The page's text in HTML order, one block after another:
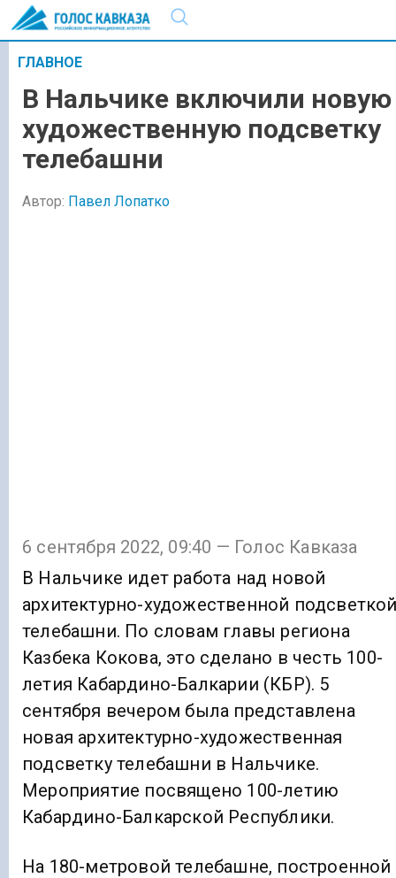
ГЛАВНОЕ
В Нальчике включили новую
художественную подсветку
телебашни
Автор: Павел Лопатко
6 сентября 2022, 09:40 — Голос Кавказа
В Нальчике идет работа над новой
архитектурно-художественной
телебашни. По словам главы региона
Казбека Кокова, это сделано в честь 100-
летия Кабардино-Балкарии (КБР). 5
сентября вечером была представлена
новая архитектурно-художественная
подсветку телебашни в Нальчике.
Мероприятие посвящено 100-летию
Кабардино-Балкарской Республики.
На 180-метровой телебашне, построенной